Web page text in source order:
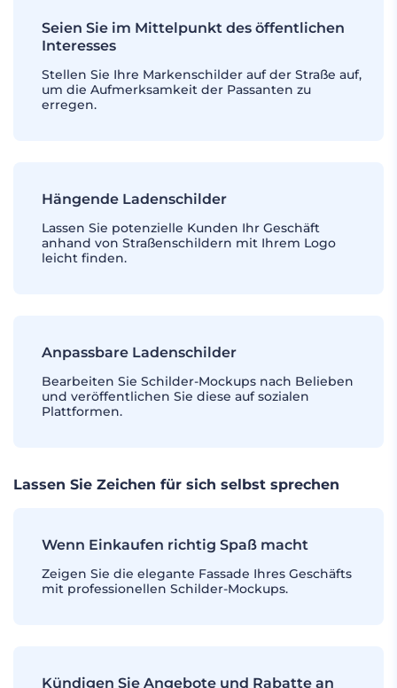
Seien Sie im Mittelpunkt des öffentlichen
Interesses
Stellen Sie Ihre Markenschilder auf der Straße auf,
um die Aufmerksamkeit der Passanten zu
erregen.
Hängende Ladenschilder
Lassen Sie potenzielle Kunden Ihr Geschäft
anhand von Straßenschildern mit Ihrem Logo
leicht finden.
Anpassbare Ladenschilder
Bearbeiten Sie Schilder-Mockups nach Belieben
und veröffentlichen Sie diese auf sozialen
Plattformen.
Lassen Sie Zeichen für sich selbst sprechen
Wenn Einkaufen richtig Spaß macht
Zeigen Sie die elegante Fassade Ihres Geschäfts
mit professionellen Schilder-Mockups.
Kündigen Sie Angebote und Rabatte an